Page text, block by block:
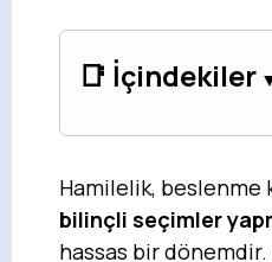
📑 İçindekiler
Hamilelik, beslenme
bilinçli seçimler
hassas bir